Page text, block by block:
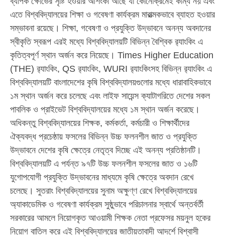
এতে বিশ্ববিদ্যালয়ের শিক্ষা ও গবেষণা কার্যক্রম মারাত্মকভাবে ব্যাহত হওয়ার
সম্ভাবনা রয়েছে। শিক্ষা, গবেষণা ও প্রযুক্তি উদ্ভাবনে অনন্য অবদানের
স্বীকৃতি স্বরূপ এরই মধ্যে বিশ্ববিদ্যালয়টি বিভিন্ন বৈশ্বিক র‍্যাংকিং এ
কৃতিত্বপূর্ণ স্থান অর্জন করে নিয়েছে। Times Higher Education
(THE) র‍্যাংকিং, QS র‍্যাংকিং, WURI র‍্যাংকিংসহ বিভিন্ন র‍্যাংকিং এ
বিশ্ববিদ্যালয়টি বাংলাদেশের কৃষি বিশ্ববিদ্যালয়গুলোর মধ্যে ধারাবাহিকভাবে
১ম স্থান অর্জন করে চলেছে এবং লাইফ সায়েন্স ক্যাটাগরিতে দেশের সকল
পাবলিক ও প্রাইভেট বিশ্ববিদ্যালয়ের মধ্যে ১ম স্থান অর্জন করেছে।
অধিকন্তু বিশ্ববিদ্যালয়ের শিক্ষক, কর্মকর্তা, কর্মচারী ও শিক্ষার্থীদের
ঐক্যবদ্ধ প্রচেষ্ঠায় ফসলের বিভিন্ন উচ্চ ফলনশীল জাত ও প্রযুক্তি
উদ্ভাবনে দেশের কৃষি ক্ষেত্রে নেতৃত্ব দিচ্ছে এই অনন্য প্রতিষ্ঠানটি।
বিশ্ববিদ্যালয়টি এ পর্যন্ত ৯৭টি উচ্চ ফলনশীল ফসলের জাত ও ১৬টি
যুগোপযোগী প্রযুক্তি উদ্ভাবনের মাধ্যমে কৃষি ক্ষেত্রে অবদান রেখে
চলেছে। সুতরাং বিশ্ববিদ্যালয়ের সুনাম অক্ষুণ্ণ রেখে বিশ্ববিদ্যালয়ের
অ্যাকাডেমিক ও গবেষণা কার্যক্রম সুষ্ঠুভাবে পরিচালনার স্বার্থে অন্তর্বর্তী
সরকারের আমলে নিয়োগকৃত আওয়ামী শিক্ষক নেতা প্রফেসর ময়নুল হকের
নিয়োগ বাতিল করে এই বিশ্ববিদ্যালয়ের জাতীয়তাবাদী আদর্শে বিশ্বাসী